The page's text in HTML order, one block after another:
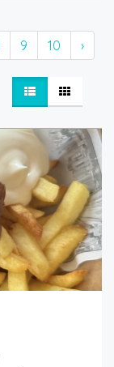
9 10 ›